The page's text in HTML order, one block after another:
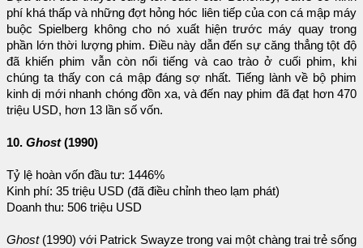
phí khá thấp và những đợt hỏng hóc liên tiếp của con cá mập máy
buộc Spielberg không cho nó xuất hiện trước máy quay trong
phần lớn thời lượng phim. Điều này dẫn đến sự căng thẳng tột độ
đã khiến phim vẫn còn nổi tiếng và cao trào ở cuối phim, khi
chúng ta thấy con cá mập đáng sợ nhất. Tiếng lành về bộ phim
kinh dị mới nhanh chóng đồn xa, và đến nay phim đã đạt hơn 470
triệu USD, hơn 13 lần số vốn.
10. Ghost(1990)
Tỷ lệ hoàn vốn đầu tư: 1446%
Kinh phí: 35 triệu USD (đã điều chỉnh theo lạm phát)
Doanh thu: 506 triệu USD
Ghost(1990) với Patrick Swayze trong vai một chàng trai trẻ sống